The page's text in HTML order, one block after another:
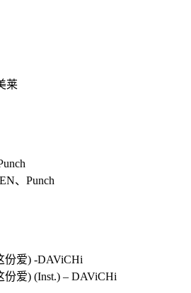
莱
、Punch
份爱) -DAViCHi
份爱) (Inst.) – DAViCHi